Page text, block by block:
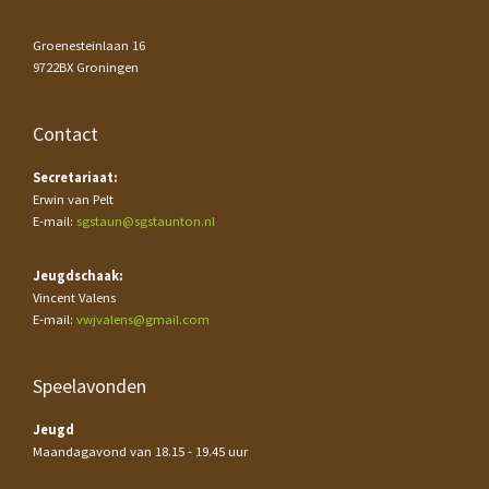
Groenesteinlaan 16
9722BX Groningen
Contact
Secretariaat:
Erwin van Pelt
E-mail: sgstaun@sgstaunton.nl
Jeugdschaak:
Vincent Valens
E-mail: vwjvalens@gmail.com
Speelavonden
Jeugd
Maandagavond van 18.15 - 19.45 uur